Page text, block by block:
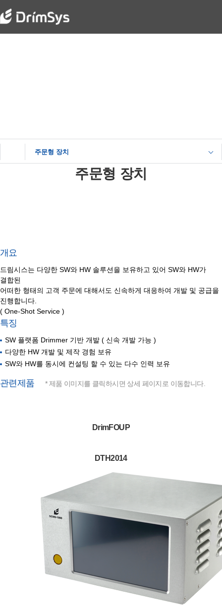
주문형 장치
주문형 장치
개요
드림시스는 다양한 SW와 HW 솔루션을 보유하고 있어 SW와 HW가
결합된
어떠한 형태의 고객 주문에 대해서도 신속하게 대응하여 개발 및 공급을
진행합니다.
( One-Shot Service )
특징
SW 플랫폼 Drimmer 기반 개발 ( 신속 개발 가능 )
다양한 HW 개발 및 제작 경험 보유
SW와 HW를 동시에 컨설팅 할 수 있는 다수 인력 보유
관련제품 * 제품 이미지를 클릭하시면 상세 페이지로 이동합니다.
DrimFOUP
DTH2014